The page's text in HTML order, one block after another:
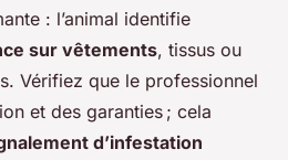
: l’animal identifie
sur vêtements, tissus ou
Vérifiez que le professionnel
et des garanties ; cela
d’infestation